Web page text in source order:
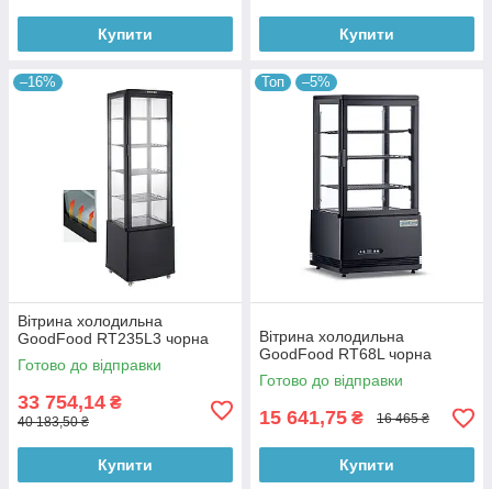
Купити Купити
–16%
Вітрина холодильна
GoodFood RT235L3 чорна
Готово до відправки
33 754,14 ₴
40 183,50 ₴
Купити
Топ –5%
Вітрина холодильна
GoodFood RT68L чорна
Готово до відправки
15 641,75 ₴ 16 465 ₴
Купити